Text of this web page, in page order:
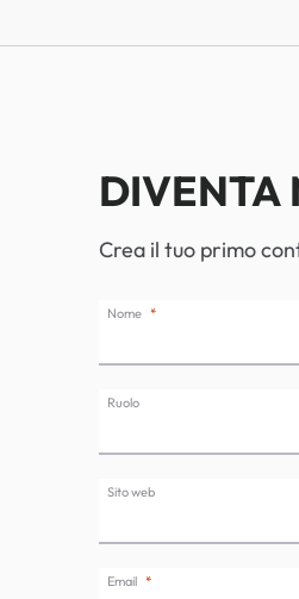
DIVENTA
Crea il tuo primo
Nome
Ruolo
Sito web
Email